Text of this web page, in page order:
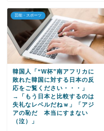
芸能・スポーツ
韓国人「“W杯”南アフリカに
敗れた韓国に対する日本の反
応をご覧ください・・・」
→「もう日本と比較するのは
失礼なレベルだねｗ」「アジ
アの恥だ 本当にすまない
（泣）」